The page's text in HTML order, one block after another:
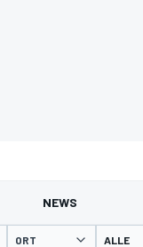
NEWS
ORT